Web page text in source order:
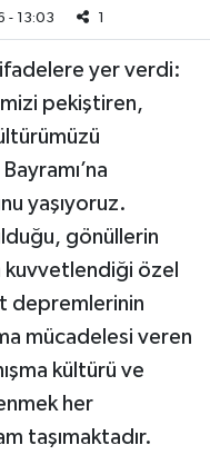
- 13:03 1
ifadelere yer verdi:
pekiştiren,
yaşıyoruz.
gönüllerin
kuvvetlendiği özel
depremlerinin
mücadelesi veren
kültürü ve
her
taşımaktadır.